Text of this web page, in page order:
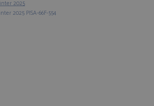
2025
2025 PISA-66F-554